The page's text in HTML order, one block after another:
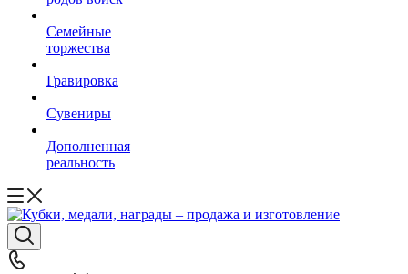
Семейные
торжества
Гравировка
Сувениры
Дополненная
реальность